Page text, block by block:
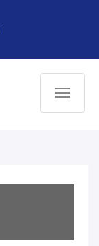
Toggle